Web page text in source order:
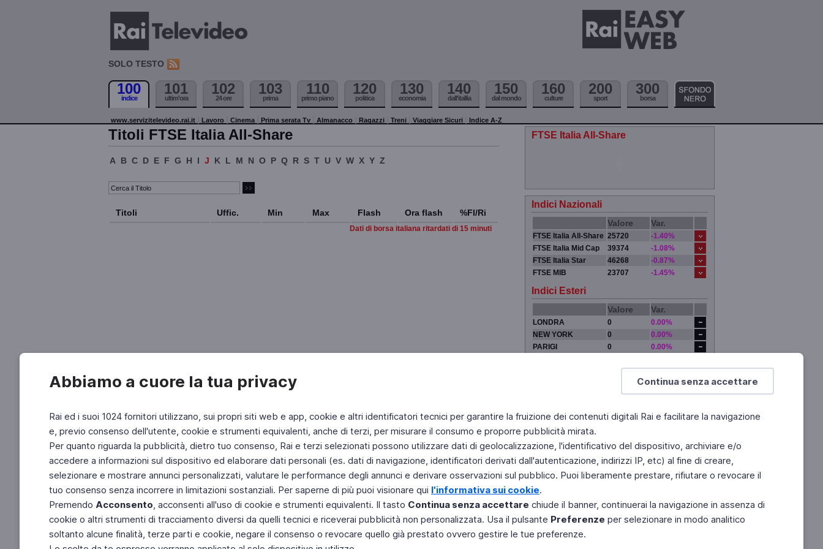
Continua senza accettare
Abbiamo a cuore la tua privacy
Rai ed i suoi 1024 fornitori utilizzano, sui propri siti web e app, cookie e altri identificatori tecnici per garantire la fruizione dei contenuti digitali Rai e facilitare la navigazione
e, previo consenso dell'utente, cookie e strumenti equivalenti, anche di terzi, per misurare il consumo e proporre pubblicità mirata.
Per quanto riguarda la pubblicità, dietro tuo consenso, Rai e terzi selezionati possono utilizzare dati di geolocalizzazione, l'identificativo del dispositivo, archiviare e/o
accedere a informazioni sul dispositivo ed elaborare dati personali (es. dati di navigazione, identificatori derivati dall'autenticazione, indirizzi IP, etc) al fine di creare,
selezionare e mostrare annunci personalizzati, valutare le performance degli annunci e derivare osservazioni sul pubblico. Puoi liberamente prestare, rifiutare o revocare il
tuo consenso senza incorrere in limitazioni sostanziali. Per saperne di più puoi visionare qui l'informativa sui cookie.
Premendo Acconsento, acconsenti all'uso di cookie e strumenti equivalenti. Il tasto Continua senza accettare chiude il banner, continuerai la navigazione in assenza di
cookie o altri strumenti di tracciamento diversi da quelli tecnici e riceverai pubblicità non personalizzata. Usa il pulsante Preferenze per selezionare in modo analitico
soltanto alcune finalità, terze parti e cookie, negare il consenso o revocare quello già prestato ovvero gestire le tue preferenze.
SOLO TESTO
100
indice
101
ultim'ora
102
24 ore
103
prima
110
primo piano
120
politica
130
economia
140
dall'itallia
150
dal mondo
160
culture
200
sport
300
borsa
www.servizitelevideo.rai.it Lavoro Cinema Prima serata Tv Almanacco Ragazzi Treni Viaggiare Sicuri Indice A-Z
Titoli FTSE Italia All-Share
A B C D E F G H I J K L M N O P Q R S T U V W X Y Z
Titoli Uffic. Min Max Flash Ora flash %Fl/Ri
Dati di borsa italiana ritardati di 15 minuti
FTSE Italia All-Share
Indici Nazionali
Valore Var.
FTSE Italia All-Share 25720
-1.40%
FTSE Italia Mid Cap
39374
-1.08%
FTSE Italia Star
46268
-0.87%
FTSE MIB
23707 -1.45%
Indici Esteri
Valore Var.
LONDRA 0
0.00%
NEW YORK
0
0.00%
PARIGI
0
0.00%
Fai di Televideo la tua Home Page Chi Siamo
Copyright © 2011 Rai - Tutti i diritti riservati
Engineered by RAI - Reti e Piattaforme